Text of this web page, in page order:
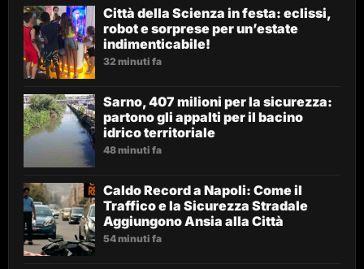
Città della Scienza in festa: eclissi,
robot e sorprese per un’estate
indimenticabile!
32 minuti fa
Sarno, 407 milioni per la sicurezza:
partono gli appalti per il bacino
idrico territoriale
48 minuti fa
Caldo Record a Napoli: Come il
Traffico e la Sicurezza Stradale
Aggiungono Ansia alla Città
54 minuti fa